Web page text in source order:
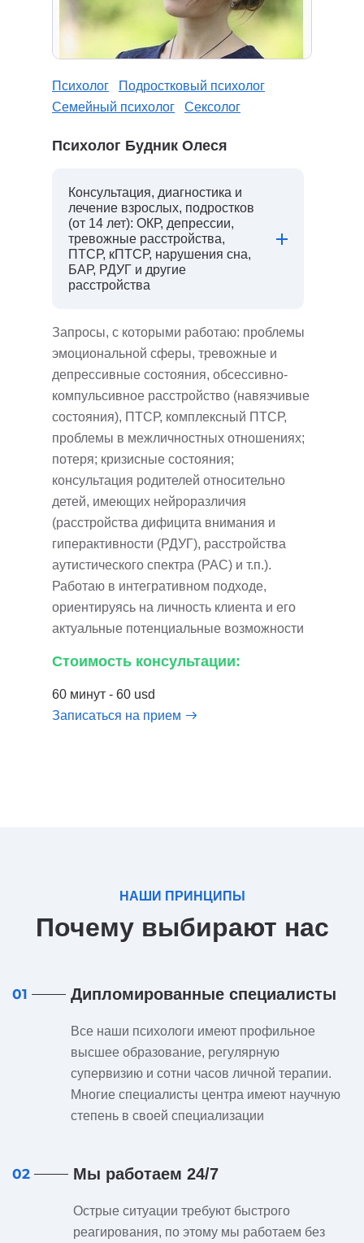
Психолог
Подростковый психолог
Семейный психолог
Сексолог
Психолог Будник Олеся
Консультация, диагностика и
лечение взрослых, подростков
(от 14 лет): ОКР, депрессии,
тревожные расстройства,
ПТСР, кПТСР, нарушения сна,
БАР, РДУГ и другие
расстройства
Запросы, с которыми работаю: проблемы
эмоциональной сферы, тревожные и
депрессивные состояния, обсессивно-
компульсивное расстройство (навязчивые
состояния), ПТСР, комплексный ПТСР,
проблемы в межличностных отношениях;
потеря; кризисные состояния;
консультация родителей относительно
детей, имеющих нейроразличия
(расстройства дифицита внимания и
гиперактивности (РДУГ), расстройства
аутистического спектра (РАС) и т.п.).
Работаю в интегративном подходе,
ориентируясь на личность клиента и его
актуальные потенциальные возможности
Стоимость консультации:
60 минут - 60 usd
Записаться на прием
НАШИ ПРИНЦИПЫ
Почему выбирают нас
01 Дипломированные специалисты
Все наши психологи имеют профильное
высшее образование, регулярную
супервизию и сотни часов личной терапии.
Многие специалисты центра имеют научную
степень в своей специализации
02 Мы работаем 24/7
Острые ситуации требуют быстрого
реагирования, по этому мы работаем без